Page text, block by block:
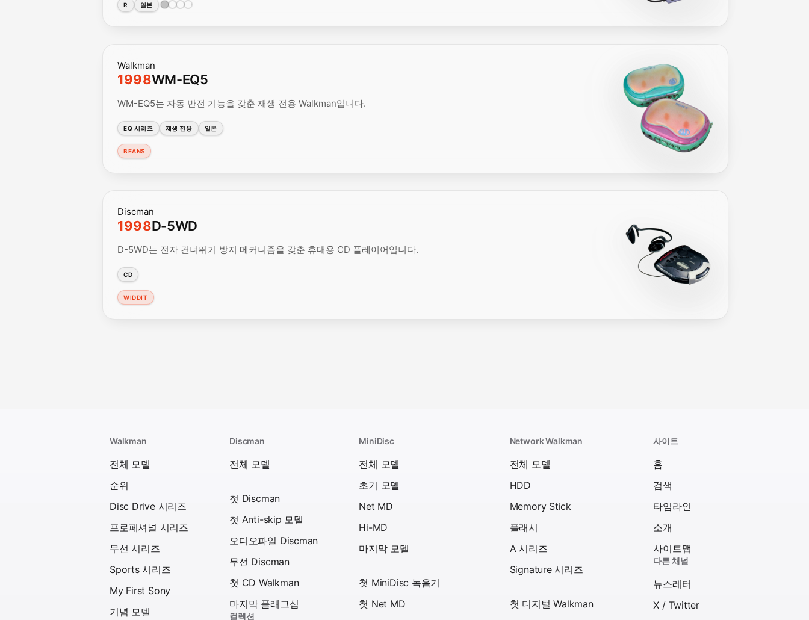
R 일본
Walkman
1998WM-EQ5
WM-EQ5는 자동 반전 기능을 갖춘 재생 전용 Walkman입니다.
EQ 시리즈 재생 전용 일본
BEANS
Discman
1998D-5WD
D-5WD는 전자 건너뛰기 방지 메커니즘을 갖춘 휴대용 CD 플레이어입니다.
CD
WIDDIT
Walkman
전체 모델
순위
Disc Drive 시리즈
프로페셔널 시리즈
무선 시리즈
Sports 시리즈
My First Sony
기념 모델
Discman
전체 모델
첫 Discman
첫 Anti-skip 모델
오디오파일 Discman
무선 Discman
첫 CD Walkman
마지막 플래그십
컬렉션
MiniDisc
전체 모델
초기 모델
Net MD
Hi-MD
마지막 모델
첫 MiniDisc 녹음기
첫 Net MD
Network Walkman
전체 모델
HDD
Memory Stick
플래시
A 시리즈
Signature 시리즈
첫 디지털 Walkman
사이트
홈
검색
타임라인
소개
사이트맵
다른 채널
뉴스레터
X / Twitter